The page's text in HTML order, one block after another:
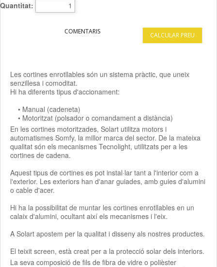
Quantitat:
COMENTARIS
Les cortines enrotllables són un sistema pràctic, que uneix
senzillesa i comoditat.
Hi ha diferents tipus d'accionament:
• Manual (cadeneta)
• Motoritzat (polsador o comandament a distància)
En les cortines motoritzades, Solart utilitza motors i
automatismes Somfy, la millor marca del sector. De la mateixa
qualitat són els mecanismes Tecnolight, utilitzats per a les
cortines de cadena.
Aquest tipus de cortines es pot instal·lar tant a l'interior com a
l'exterior. Les exteriors han d'anar guiades, amb guies d'alumini
o cable d'acer.
Hi ha la possibilitat de muntar les cortines enrotllables en un
calaix d'alumini, ocultant així els mecanismes i l'eix.
A Solart apostem per la qualitat i disseny als nostres productes.
El teixit screen, està creat per a la protecció solar dels interiors.
La seva composició de fils de fibra de vidre o polièster